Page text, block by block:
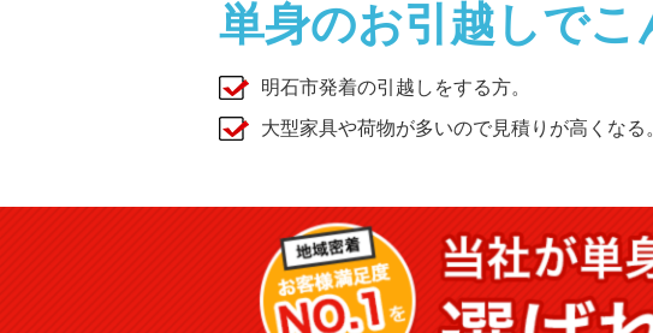
単身のお引越しで
明石市発着の引越しをする方。
大型家具や荷物が多いので見積りが高くなる